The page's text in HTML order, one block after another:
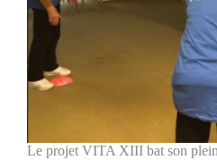
Le projet VITA XIII bat son